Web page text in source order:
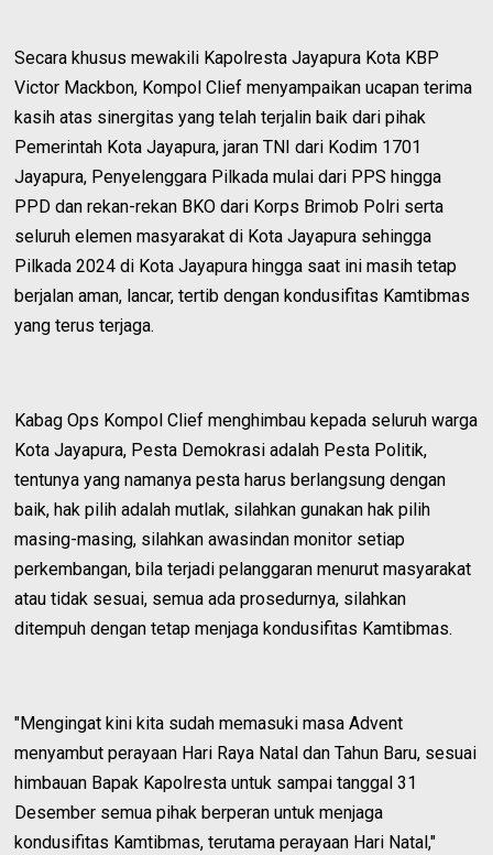
Secara khusus mewakili Kapolresta Jayapura Kota KBP
Victor Mackbon, Kompol Clief menyampaikan ucapan terima
kasih atas sinergitas yang telah terjalin baik dari pihak
Pemerintah Kota Jayapura, jaran TNI dari Kodim 1701
Jayapura, Penyelenggara Pilkada mulai dari PPS hingga
PPD dan rekan-rekan BKO dari Korps Brimob Polri serta
seluruh elemen masyarakat di Kota Jayapura sehingga
Pilkada 2024 di Kota Jayapura hingga saat ini masih tetap
berjalan aman, lancar, tertib dengan kondusifitas Kamtibmas
yang terus terjaga.
Kabag Ops Kompol Clief menghimbau kepada seluruh warga
Kota Jayapura, Pesta Demokrasi adalah Pesta Politik,
tentunya yang namanya pesta harus berlangsung dengan
baik, hak pilih adalah mutlak, silahkan gunakan hak pilih
masing-masing, silahkan awasindan monitor setiap
perkembangan, bila terjadi pelanggaran menurut masyarakat
atau tidak sesuai, semua ada prosedurnya, silahkan
ditempuh dengan tetap menjaga kondusifitas Kamtibmas.
"Mengingat kini kita sudah memasuki masa Advent
menyambut perayaan Hari Raya Natal dan Tahun Baru, sesuai
himbauan Bapak Kapolresta untuk sampai tanggal 31
Desember semua pihak berperan untuk menjaga
kondusifitas Kamtibmas, terutama perayaan Hari Natal,"